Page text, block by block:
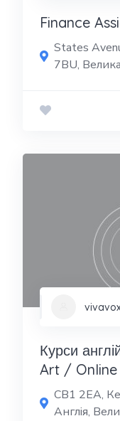
Finance
States
7BU,
Курси
Art / Online
CB1 2EA,
Англія,